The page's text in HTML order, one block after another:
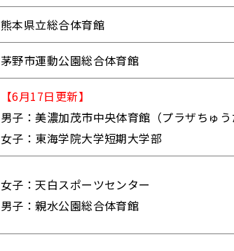
熊本県立総合体育館
茅野市運動公園総合体育館
【6月17日更新】
男子：美濃加茂市中央体育館（プラザちゅう
女子：東海学院大学短期大学部
女子：天白スポーツセンター
男子：親水公園総合体育館